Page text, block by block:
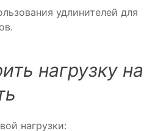
удлинителей для
нагрузку на
нагрузки: